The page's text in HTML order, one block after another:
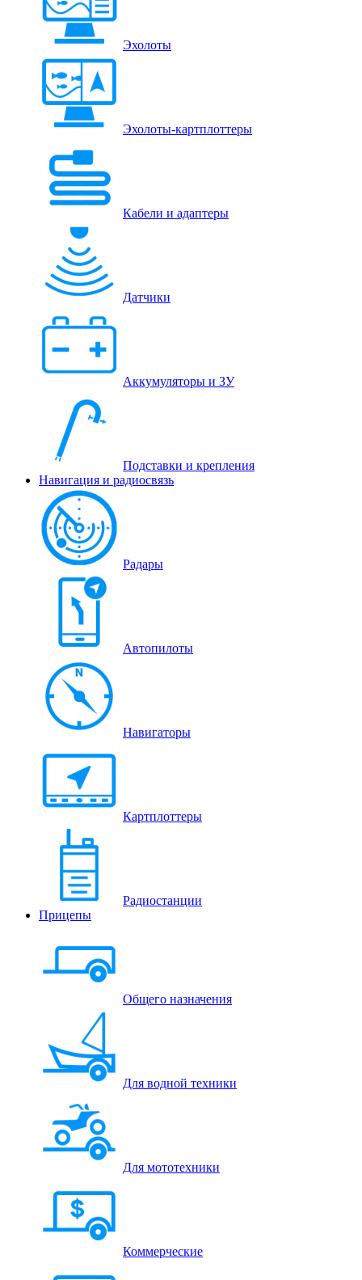
Эхолоты
Эхолоты-картплоттеры
Кабели и адаптеры
Датчики
Аккумуляторы и ЗУ
Подставки и крепления
Навигация и радиосвязь
Радары
Автопилоты
Навигаторы
Картплоттеры
Радиостанции
Прицепы
Общего назначения
Для водной техники
Для мототехники
Коммерческие